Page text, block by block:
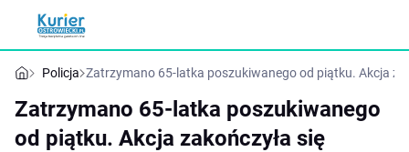
Policja Zatrzymano 65-latka poszukiwanego od piątku. Akcja
Zatrzymano 65-latka poszukiwanego
od piątku. Akcja zakończyła się